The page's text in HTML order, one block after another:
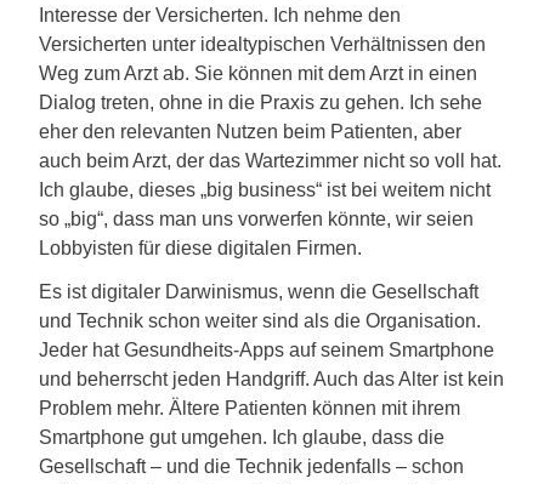
Interesse der Versicherten. Ich nehme den
Versicherten unter idealtypischen Verhältnissen den
Weg zum Arzt ab. Sie können mit dem Arzt in einen
Dialog treten, ohne in die Praxis zu gehen. Ich sehe
eher den relevanten Nutzen beim Patienten, aber
auch beim Arzt, der das Wartezimmer nicht so voll hat.
Ich glaube, dieses „big business“ ist bei weitem nicht
so „big“, dass man uns vorwerfen könnte, wir seien
Lobbyisten für diese digitalen Firmen.
Es ist digitaler Darwinismus, wenn die Gesellschaft
und Technik schon weiter sind als die Organisation.
Jeder hat Gesundheits-Apps auf seinem Smartphone
und beherrscht jeden Handgriff. Auch das Alter ist kein
Problem mehr. Ältere Patienten können mit ihrem
Smartphone gut umgehen. Ich glaube, dass die
Gesellschaft – und die Technik jedenfalls – schon